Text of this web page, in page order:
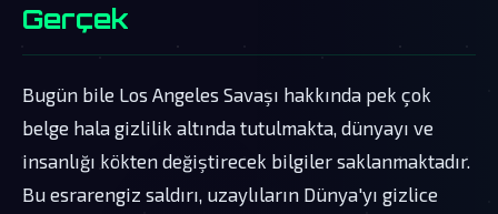
Gerçek
Bugün bile Los Angeles Savaşı hakkında pek çok
belge hala gizlilik altında tutulmakta, dünyayı ve
insanlığı kökten değiştirecek bilgiler saklanmaktadır.
Bu esrarengiz saldırı, uzaylıların Dünya'yı gizlice